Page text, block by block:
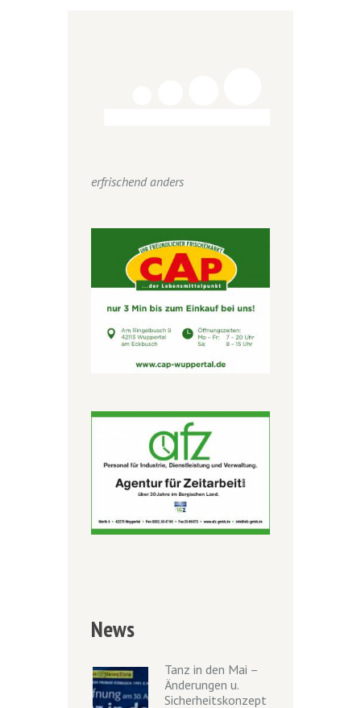
erfrischend anders
News
Tanz in den Mai –
Änderungen u.
Sicherheitskonzept